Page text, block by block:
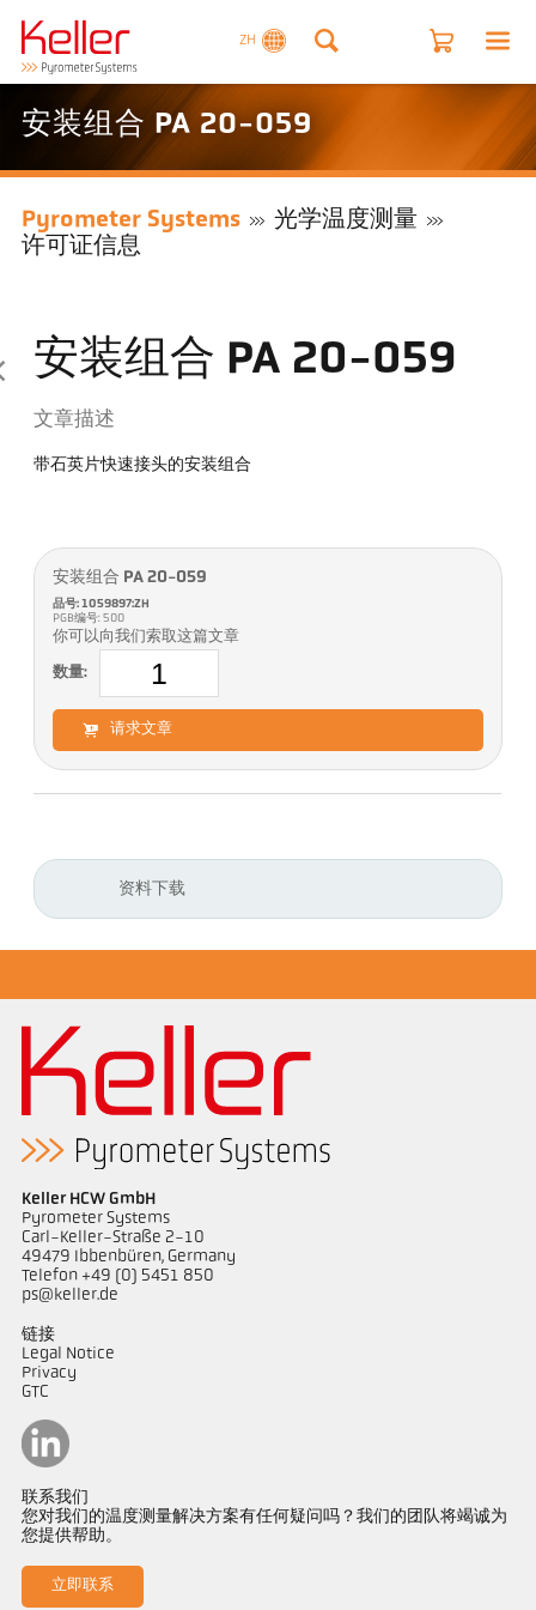
ZH
安装组合 PA 20-059
Pyrometer Systems
光学温度测量
许可证信息
安装组合 PA 20-059
文章描述
带石英片快速接头的安装组合
安装组合 PA 20-059
品号: 1059897:ZH
PGB编号: 500
你可以向我们索取这篇文章
数量:
请求文章
资料下载
Keller HCW GmbH
Pyrometer Systems
Carl-Keller-Straße 2-10
49479 Ibbenbüren, Germany
Telefon +49 (0) 5451 850
ps@keller.de
链接
Legal Notice
Privacy
GTC
联系我们
您对我们的温度测量解决方案有任何疑问吗？我们的团队将竭诚为
您提供帮助。
立即联系